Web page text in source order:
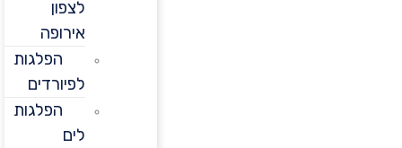
אירופה
הפלגות
לפיורדים
הפלגות